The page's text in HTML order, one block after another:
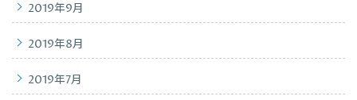
2019年9月
2019年8月
2019年7月